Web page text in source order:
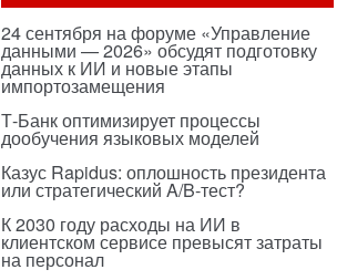
24 сентября на форуме «Управление
данными — 2026» обсудят подготовку
данных к ИИ и новые этапы
импортозамещения
Т-Банк оптимизирует процессы
дообучения языковых моделей
Казус Rapidus: оплошность президента
или стратегический A/B-тест?
К 2030 году расходы на ИИ в
клиентском сервисе превысят затраты
на персонал